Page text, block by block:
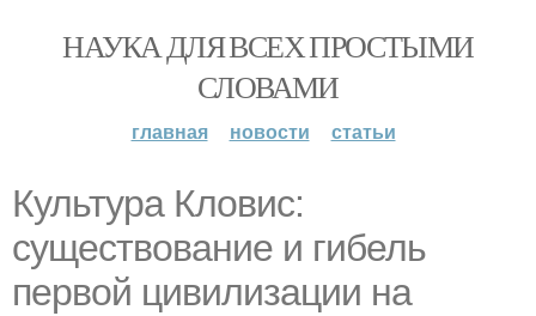
НАУКА ДЛЯ ВСЕХ ПРОСТЫМИ
СЛОВАМИ
главная новости статьи
Культура Кловис:
существование и гибель
первой цивилизации на